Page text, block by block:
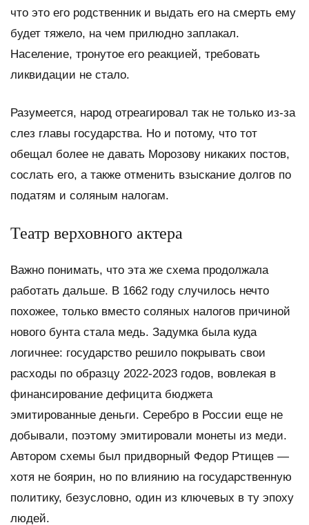
что это его родственник и выдать его на смерть ему
будет тяжело, на чем прилюдно заплакал.
Население, тронутое его реакцией, требовать
ликвидации не стало.
Разумеется, народ отреагировал так не только из-за
слез главы государства. Но и потому, что тот
обещал более не давать Морозову никаких постов,
сослать его, а также отменить взыскание долгов по
податям и соляным налогам.
Театр верховного актера
Важно понимать, что эта же схема продолжала
работать дальше. В 1662 году случилось нечто
похожее, только вместо соляных налогов причиной
нового бунта стала медь. Задумка была куда
логичнее: государство решило покрывать свои
расходы по образцу 2022-2023 годов, вовлекая в
финансирование дефицита бюджета
эмитированные деньги. Серебро в России еще не
добывали, поэтому эмитировали монеты из меди.
Автором схемы был придворный Федор Ртищев —
хотя не боярин, но по влиянию на государственную
политику, безусловно, один из ключевых в ту эпоху
людей.